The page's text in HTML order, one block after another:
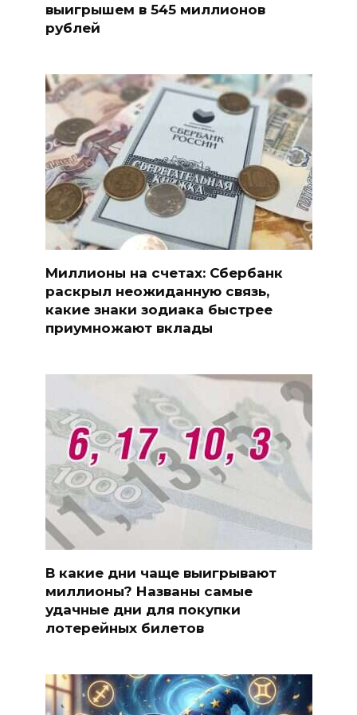
выигрышем в 545 миллионов
рублей
Миллионы на счетах: Сбербанк
раскрыл неожиданную связь,
какие знаки зодиака быстрее
приумножают вклады
В какие дни чаще выигрывают
миллионы? Названы самые
удачные дни для покупки
лотерейных билетов